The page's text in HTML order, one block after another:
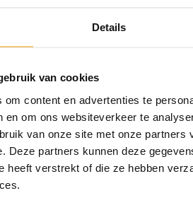
Details
van cookies
om content en advertenties te
en om ons websiteverkeer te
van onze site met onze partners
Deze partners kunnen deze
heeft verstrekt of die ze hebben
lite, draagbaar model